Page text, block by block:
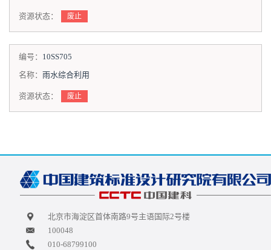
资源状态： 废止
编号： 10SS705
名称： 雨水综合利用
资源状态： 废止
北京市海淀区首体南路9号主语国际2号楼
100048
010-68799100